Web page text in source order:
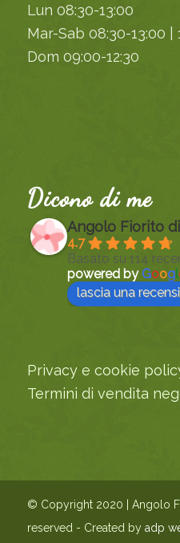
Lun 08:30-13:00
Mar-Sab 08:30-13:00 |
Dom 09:00-12:30
Dicono di me
Angolo Fiorito
4.7
Basato su 114
powered byGoogl
lascia una
Privacy e cookie
Termini di vendita
© Copyright 2020 | Angolo
reserved - Created byadp